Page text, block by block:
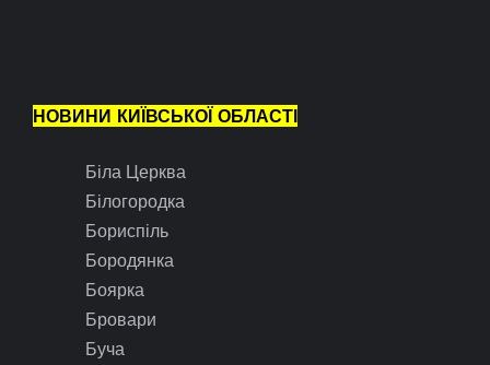
НОВИНИ КИЇВСЬКОЇ ОБЛАСТІ
Біла Церква
Білогородка
Бориспіль
Бородянка
Боярка
Бровари
Буча